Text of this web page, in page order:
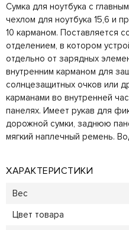
Сумка для ноутбука с
чехлом для ноутбука 15,6 и
10 карманом. Поставляется
отделением, в котором
отдельно от зарядных
внутренним карманом для
солнцезащитных очков или
карманами во внутренней
панелях. Имеет рукав для
дорожной сумки, заднюю
мягкий наплечный ремень.
ХАРАКТЕРИСТИКИ
Вес
Цвет товара